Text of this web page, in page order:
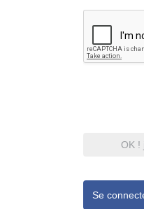
OK !
Se